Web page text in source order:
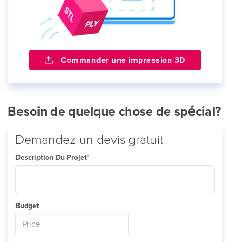
Commander une impression 3D
Besoin de quelque chose de spécial?
Demandez un devis gratuit
Description Du Projet*
Budget